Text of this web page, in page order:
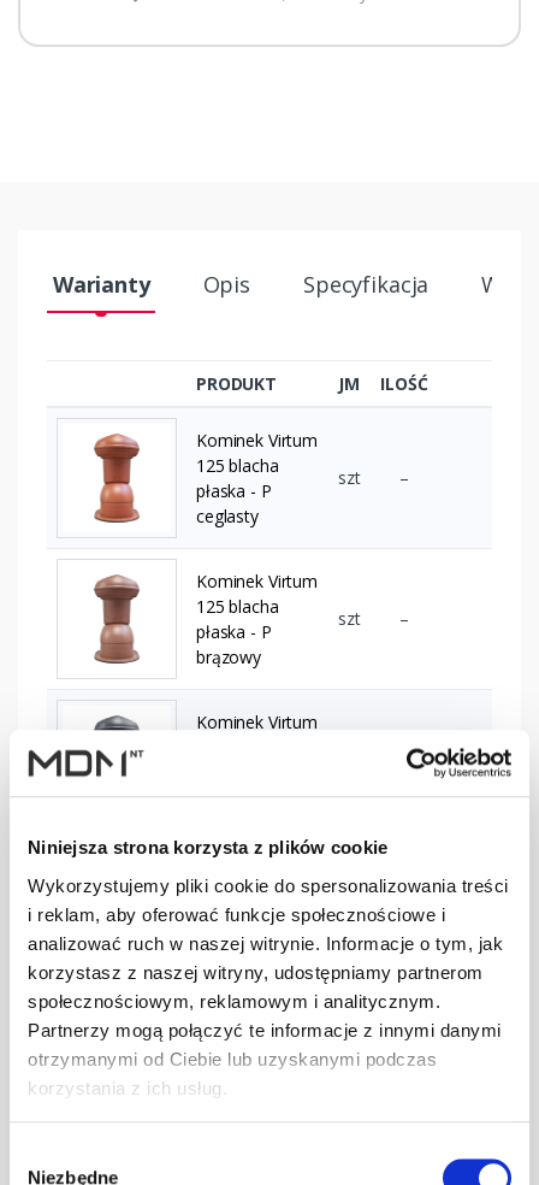
Niniejsza strona korzysta z plików cookie
Wykorzystujemy pliki cookie do spersonalizowania treści
i reklam, aby oferować funkcje społecznościowe i
analizować ruch w naszej witrynie. Informacje o tym, jak
korzystasz z naszej witryny, udostępniamy partnerom
społecznościowym, reklamowym i analitycznym.
Partnerzy mogą połączyć te informacje z innymi danymi
otrzymanymi od Ciebie lub uzyskanymi podczas
korzystania z ich usług.
Niezbędne
Warianty Opis Specyfikacja
PRODUKT JM ILOŚĆ
Kominek Virtum
125 blacha
płaska - P
ceglasty
szt –
Kominek Virtum
125 blacha
płaska - P
brązowy
szt –
Kominek Virtum
czarny
–
Kominek Virtum
125 blacha
płaska - P
ciemnobrązowy
szt –
Kominek Virtum
125 blacha
płaska - P
grafitowy
szt –